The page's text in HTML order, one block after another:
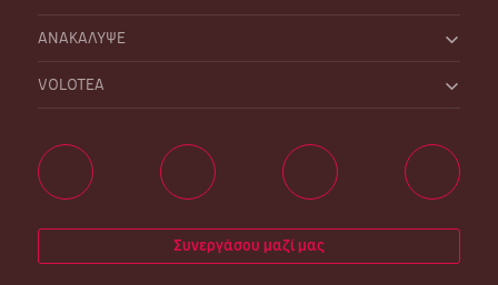
ΑΝΑΚΑΛΥΨΕ
VOLOTEA
Συνεργάσου μαζί μας